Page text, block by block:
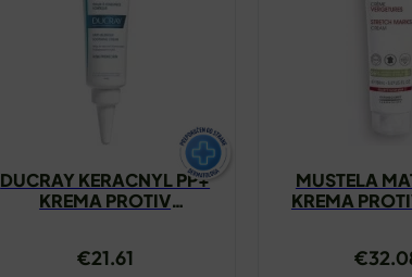
DUCRAY KERACNYL PP+
KREMA PROTIV
€21.61
MUSTELA
KREMA
€